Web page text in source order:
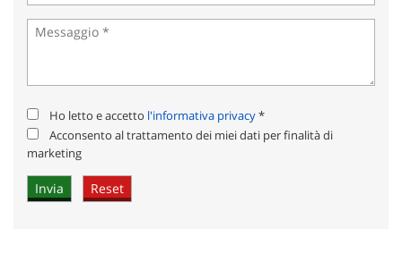
Ho letto e accetto l'informativa privacy*
Acconsento al trattamento dei miei dati per finalità di
marketing